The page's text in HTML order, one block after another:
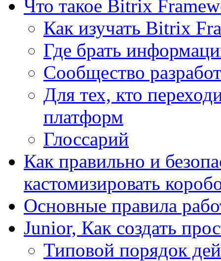
Что такое Bitrix
Как изучать Bitrix
Где брать
Сообщество
Для тех, кто
платформ
Глоссарий
Как правильно и
кастомизировать
Основные правила
Junior, Как создать
Типовой порядок